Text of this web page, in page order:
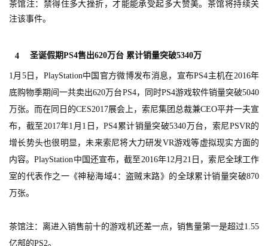
首
页
游
原
创
游
戏
业
界
游
茶馆注：禁得住多大挫折，才能能承受起多大赞美。茶馆将持续关
注该事件。
4 圣诞假期PS4售出620万台 累计销量突破5340万
1月5日，PlayStation中国官方微博发布消息，宣布PS4主机在2016年
底购物季期间一共卖出620万台PS4，同时PS4游戏软件销量突破5040
万张。而在同日的CES2017展会上，索尼集团总裁兼CEO平井一夫宣
布，截至2017年1月1日，PS4累计销量突破5340万台，索尼PSVR的
增长势头也很明显，未来索尼将大力研发VR游戏等虚拟现实方面的
内容。PlayStation中国还宣布，截至2016年12月21日，索尼全球工作
室的代表作之一《神秘海域4：盗贼末路》的全球累计销量突破870
万张。
茶馆注：离进入销售前十的游戏机还差一点，销售量第一是超过1.55
亿部的PS2。